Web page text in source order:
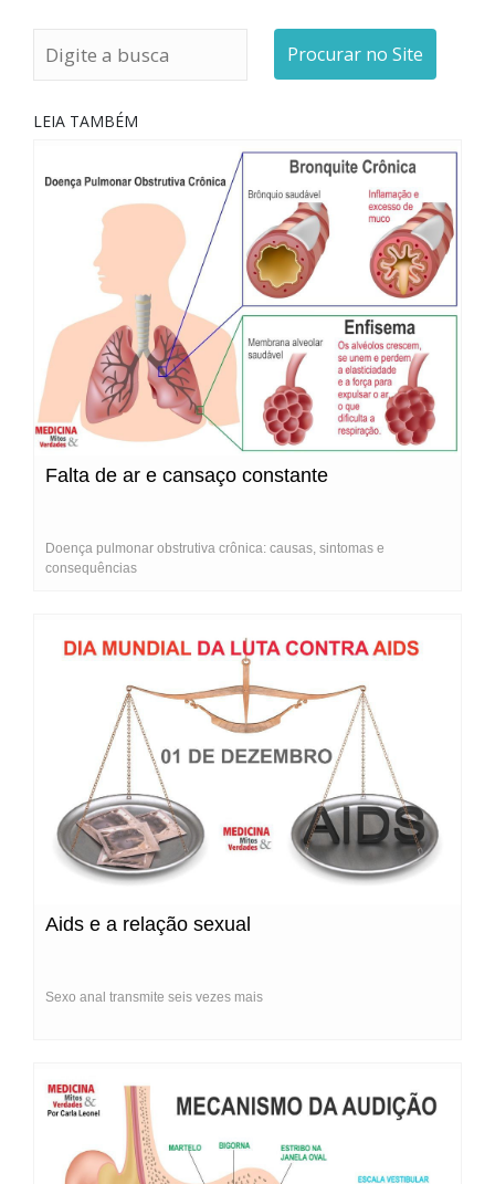
Procurar no Site
LEIA TAMBÉM
Falta de ar e cansaço constante
Doença pulmonar obstrutiva crônica: causas, sintomas e
consequências
Aids e a relação sexual
Sexo anal transmite seis vezes mais